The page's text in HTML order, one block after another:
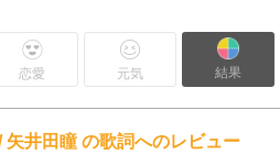
恋愛 元気 結果
矢井田瞳 の歌詞へのレビュー